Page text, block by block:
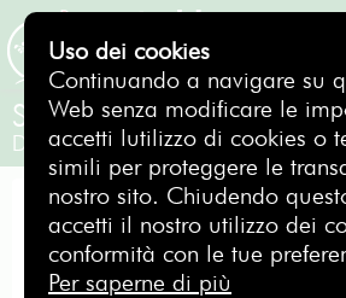
PRENOTAZIONE
Srixon Hybride 4 Z355
Destro
IBRIDO
Uso dei cookies
Continuando a navigare su
Web senza modificare le
accetti lutilizzo di cookies o
simili per proteggere le
nostro sito. Chiudendo
accetti il nostro utilizzo dei
conformità con le tue
Per saperne di più